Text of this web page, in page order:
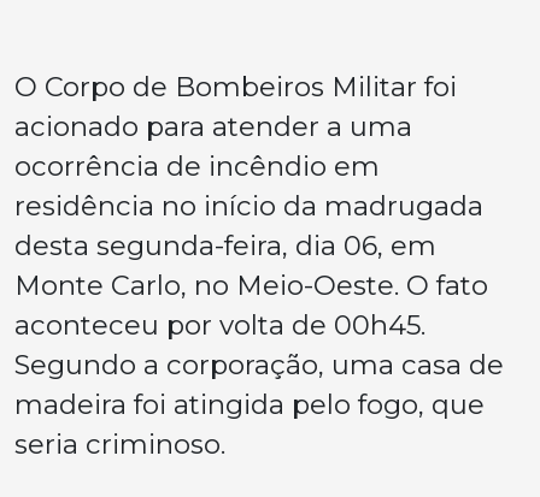
O Corpo de Bombeiros Militar foi
acionado para atender a uma
ocorrência de incêndio em
residência no início da madrugada
desta segunda-feira, dia 06, em
Monte Carlo, no Meio-Oeste. O fato
aconteceu por volta de 00h45.
Segundo a corporação, uma casa de
madeira foi atingida pelo fogo, que
seria criminoso.